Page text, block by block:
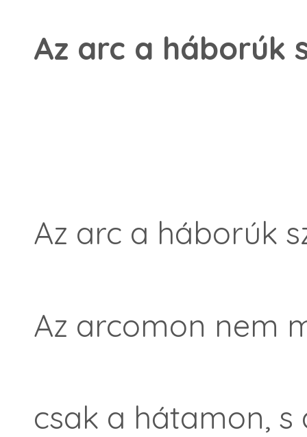
Az arc a háborúk
Az arc a háborúk
Az arcomon nem
csak a hátamon, s